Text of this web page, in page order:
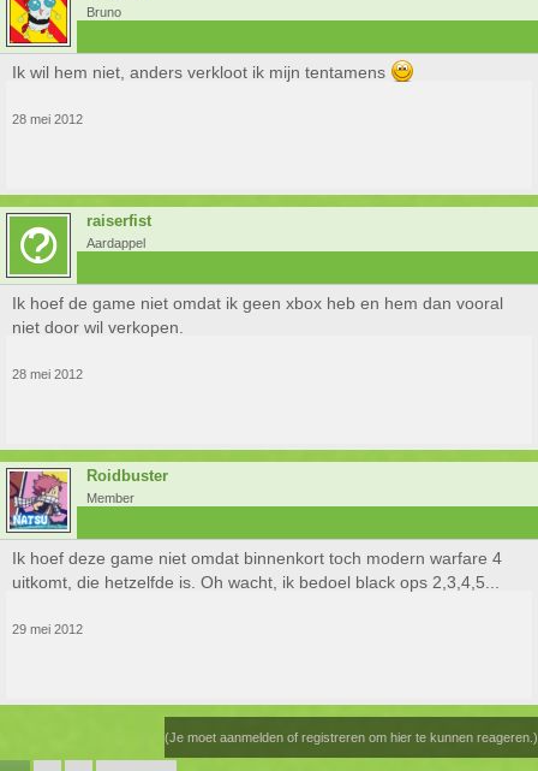
Bruno
Ik wil hem niet, anders verkloot ik mijn tentamens
28 mei 2012
raiserfist
Aardappel
Ik hoef de game niet omdat ik geen xbox heb en hem dan vooral
niet door wil verkopen.
28 mei 2012
Roidbuster
Member
Ik hoef deze game niet omdat binnenkort toch modern warfare 4
uitkomt, die hetzelfde is. Oh wacht, ik bedoel black ops 2,3,4,5...
29 mei 2012
(Je moet aanmelden of registreren om hier te kunnen reageren.)